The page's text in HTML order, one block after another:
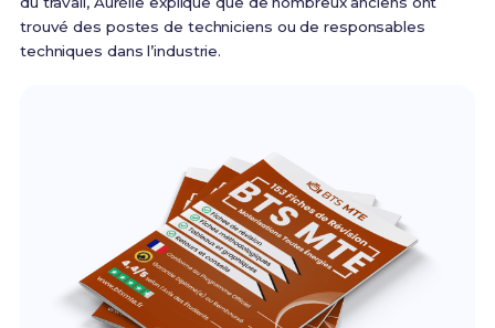
trouvé des postes de techniciens ou de responsables
techniques dans l’industrie.